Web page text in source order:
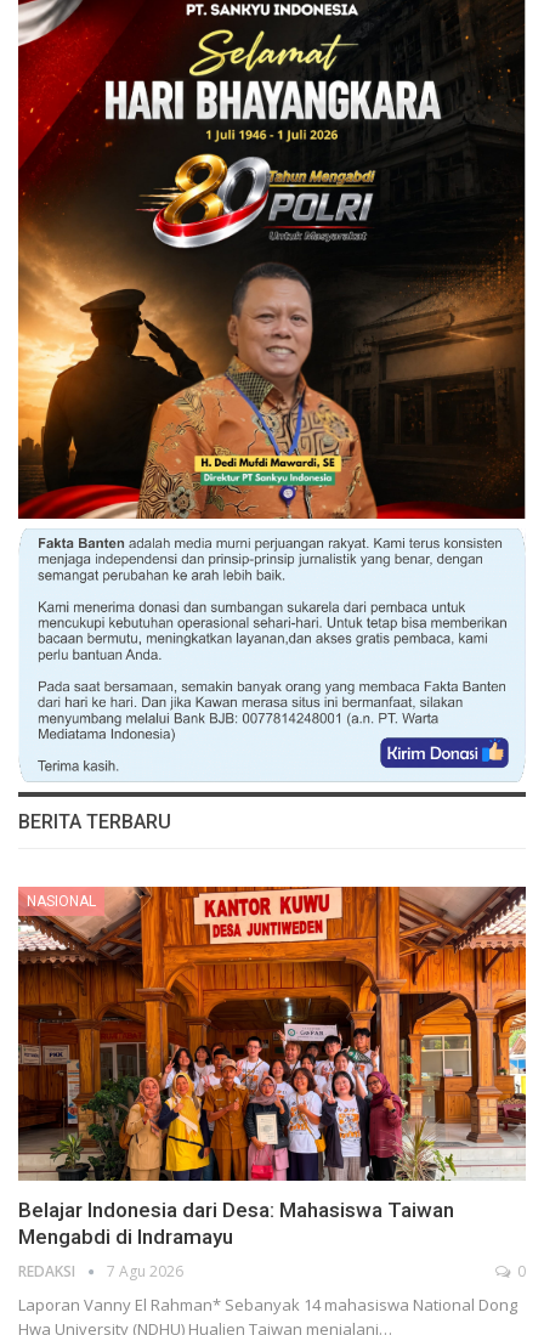
BERITA TERBARU
NASIONAL
Belajar Indonesia dari Desa: Mahasiswa Taiwan
Mengabdi di Indramayu
REDAKSI 7 Agu 2026 0
Laporan Vanny El Rahman* Sebanyak 14 mahasiswa National Dong
Hwa University (NDHU) Hualien Taiwan menjalani…